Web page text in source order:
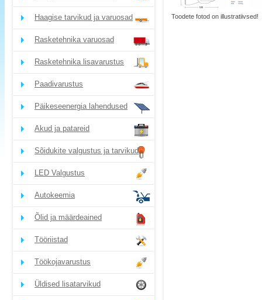
Haagise tarvikud ja varuosad
Rasketehnika varuosad
Rasketehnika lisavarustus
Paadivarustus
Päikeseenergia lahendused
Akud ja patareid
Sõidukite valgustus ja tarvikud
LED Valgustus
Autokeemia
Õlid ja määrdeained
Tööriistad
Töökojavarustus
Üldised lisatarvikud
Toodete fotod on illustratiivsed!